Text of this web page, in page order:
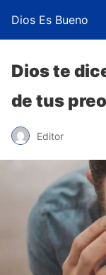
Dios Es Bueno
Dios te
de tus
Editor